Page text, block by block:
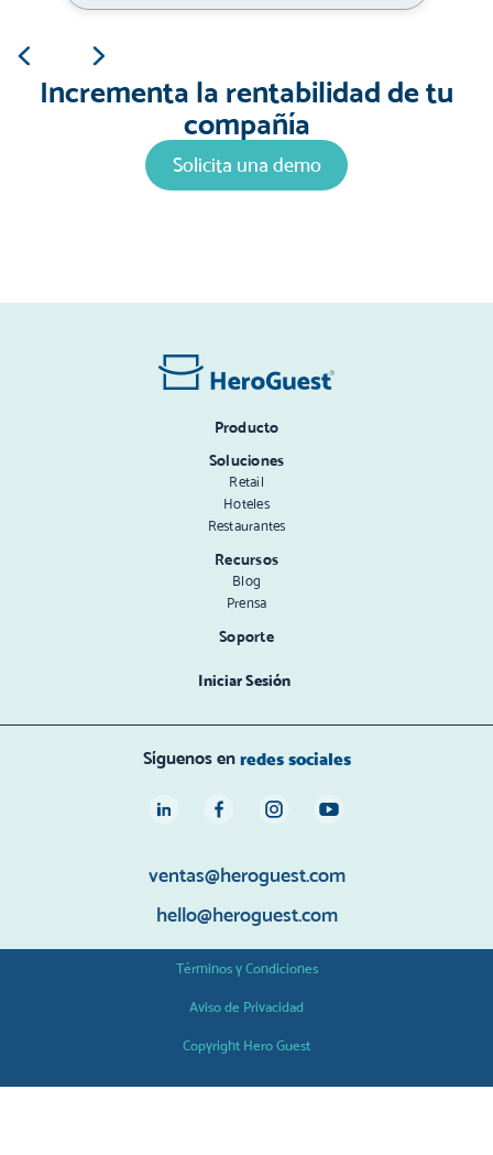
Incrementa la rentabilidad de tu
compañía
Solicita una demo
Producto
Soluciones
Retail
Hoteles
Restaurantes
Recursos
Blog
Prensa
Soporte
Iniciar Sesión
Síguenos en redes sociales
ventas@heroguest.com
hello@heroguest.com
Términos y Condiciones
Aviso de Privacidad
Copyright Hero Guest